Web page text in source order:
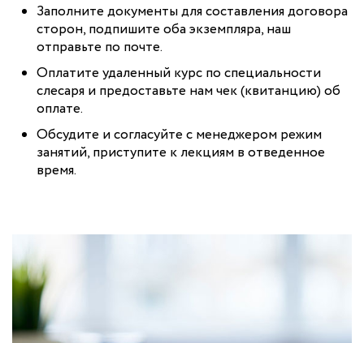
Заполните документы для составления договора
сторон, подпишите оба экземпляра, наш
отправьте по почте.
Оплатите удаленный курс по специальности
слесаря и предоставьте нам чек (квитанцию) об
оплате.
Обсудите и согласуйте с менеджером режим
занятий, приступите к лекциям в отведенное
время.